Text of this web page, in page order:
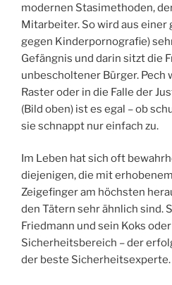
modernen Stasimethoden,
Mitarbeiter. So wird aus
gegen Kinderpornografie)
Gefängnis und darin sitzt die
unbescholtener Bürger. Pech
Raster oder in die Falle der
(Bild oben) ist es egal – ob
sie schnappt nur einfach zu.
Im Leben hat sich oft
diejenigen, die mit
Zeigefinger am höchsten
den Tätern sehr ähnlich sind.
Friedmann und sein Koks
Sicherheitsbereich – der
der beste Sicherheitsexperte.